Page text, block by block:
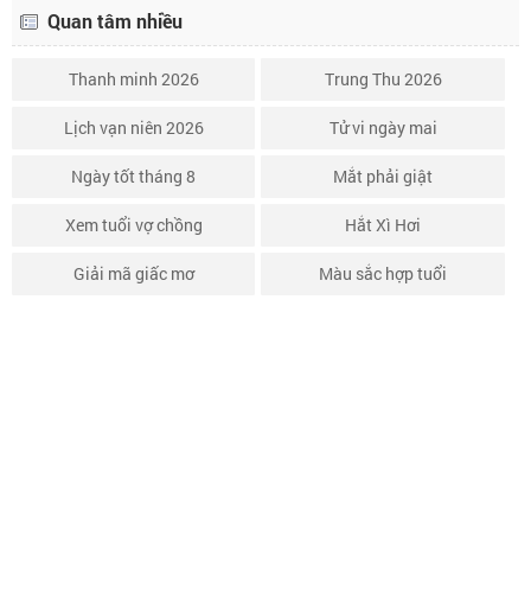
Quan tâm nhiều
Thanh minh 2026 Trung Thu 2026
Lịch vạn niên 2026 Tử vi ngày mai
Ngày tốt tháng 8 Mắt phải giật
Xem tuổi vợ chồng Hắt Xì Hơi
Giải mã giấc mơ Màu sắc hợp tuổi